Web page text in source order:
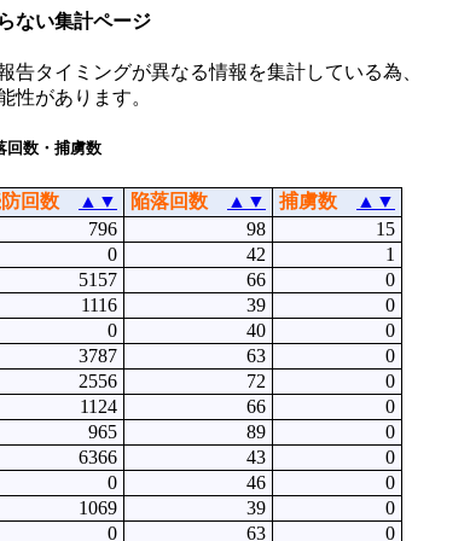
ない集計ページ
告タイミングが異なる情報を集計している為、
性があります。
回数・捕虜数
防回数 ▲ ▼ 陥落回数 ▲ ▼ 捕虜数 ▲ ▼
796 98
15
0 42
1
5157 66
0
1116 39
0
0 40
0
3787 63
0
2556 72
0
1124 66
0
965 89
0
6366 43
0
0 46
0
1069 39
0
0 63
0